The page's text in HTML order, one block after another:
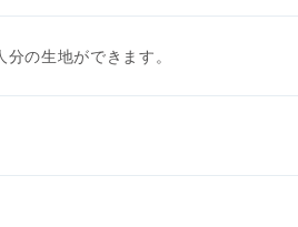
の生地ができます。